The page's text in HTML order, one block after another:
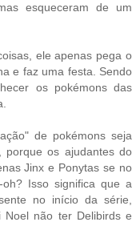
esqueceram de um
ele apenas pega o
e faz uma festa. Sendo
os pokémons das
de pokémons seja
porque os ajudantes do
Jinx e Ponytas se no
Isso significa que a
no início da série,
não ter Delibirds e